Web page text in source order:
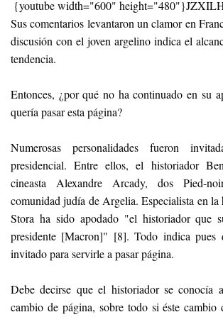
{youtube width="600"
Sus comentarios levantaron un clamor en
discusión con el joven argelino indica el
tendencia.
Entonces, ¿por qué no ha continuado en su
quería pasar esta página?
Numerosas personalidades fueron
presidencial. Entre ellos, el historiador
cineasta Alexandre Arcady, dos Pied-
comunidad judía de Argelia. Especialista en
Stora ha sido apodado "el historiador que
presidente [Macron]" [8]. Todo indica pues
invitado para servirle a pasar página.
Debe decirse que el historiador se conocía
cambio de página, sobre todo si éste cambio